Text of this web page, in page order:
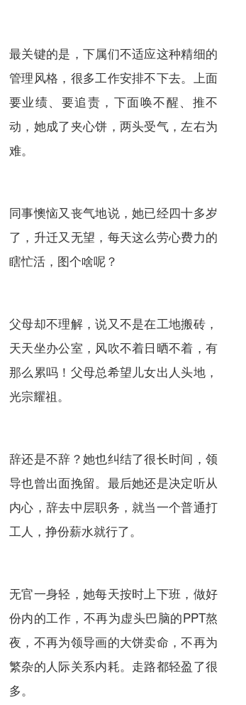
最关键的是，下属们不适应这种精细的
管理风格，很多工作安排不下去。上面
要业绩、要追责，下面唤不醒、推不
动，她成了夹心饼，两头受气，左右为
难。
同事懊恼又丧气地说，她已经四十多岁
了，升迁又无望，每天这么劳心费力的
瞎忙活，图个啥呢？
父母却不理解，说又不是在工地搬砖，
天天坐办公室，风吹不着日晒不着，有
那么累吗！父母总希望儿女出人头地，
光宗耀祖。
辞还是不辞？她也纠结了很长时间，领
导也曾出面挽留。最后她还是决定听从
内心，辞去中层职务，就当一个普通打
工人，挣份薪水就行了。
无官一身轻，她每天按时上下班，做好
份内的工作，不再为虚头巴脑的PPT熬
夜，不再为领导画的大饼卖命，不再为
繁杂的人际关系内耗。走路都轻盈了很
多。